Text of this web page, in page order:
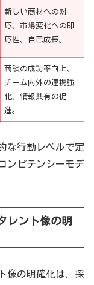
新しい商材への対
応、市場変化への即
応性、自己成長。
商談の成功率向上、
チーム内外の連携強
化、情報共有の促
進。
な行動レベルで定
ンピテンシーモデ
レント像の明
像の明確化は、採